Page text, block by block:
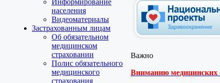
Информирование
населения
Видеоматериалы
Застрахованным лицам
Об обязательном
медицинском
страховании
Полис обязательного
медицинского
страхования
Важно
Вниманию медицинских